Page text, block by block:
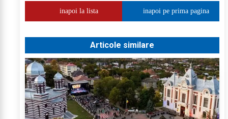
inapoi la lista inapoi pe prima pagina
Articole similare